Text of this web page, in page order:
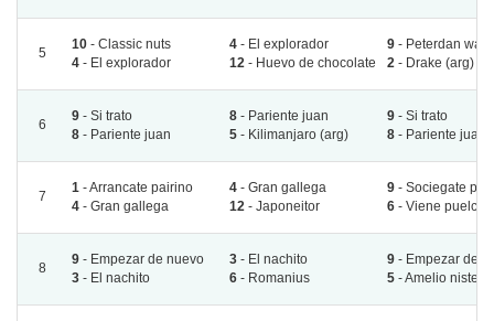
5
10 - Classic nuts
4 - El explorador
4 - El explorador
12 - Huevo de chocolate
9 - Peterdan
2 - Drake (arg)
6
9 - Si trato
8 - Pariente juan
8 - Pariente juan
5 - Kilimanjaro (arg)
9 - Si trato
8 - Pariente juan
7
1 - Arrancate pairino
4 - Gran gallega
4 - Gran gallega
12 - Japoneitor
9 - Sociegate
6 - Viene puelche
8
9 - Empezar de nuevo
3 - El nachito
3 - El nachito
6 - Romanius
9 - Empezar de
5 - Amelio nistel